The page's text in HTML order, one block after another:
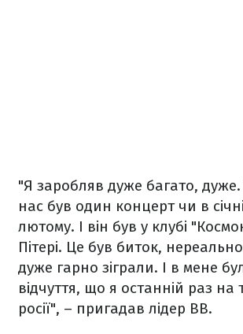
"Я заробляв дуже багато, дуже.
нас був один концерт чи в
лютому. І він був у клубі
Пітері. Це був биток,
дуже гарно зіграли. І в мене
відчуття, що я останній раз на
росії", – пригадав лідер ВВ.